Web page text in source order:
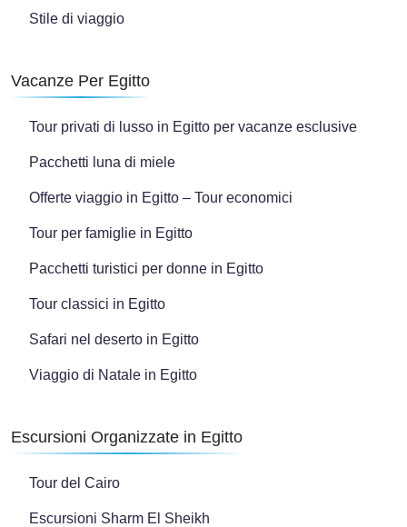
Stile di viaggio
Vacanze Per Egitto
Tour privati di lusso in Egitto per vacanze esclusive
Pacchetti luna di miele
Offerte viaggio in Egitto – Tour economici
Tour per famiglie in Egitto
Pacchetti turistici per donne in Egitto
Tour classici in Egitto
Safari nel deserto in Egitto
Viaggio di Natale in Egitto
Escursioni Organizzate in Egitto
Tour del Cairo
Escursioni Sharm El Sheikh